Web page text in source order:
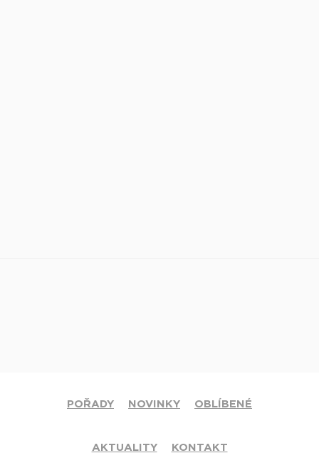
POŘADY NOVINKY OBLÍBENÉ
AKTUALITY KONTAKT